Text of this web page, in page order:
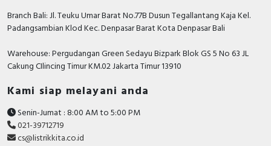
Branch Bali: Jl. Teuku Umar Barat No.77B Dusun Tegallantang Kaja Kel.
Padangsambian Klod Kec. Denpasar Barat Kota Denpasar Bali
Warehouse: Pergudangan Green Sedayu Bizpark Blok GS 5 No 63 JL
Cakung CIlincing Timur KM.02 Jakarta Timur 13910
Kami siap melayani anda
Senin-Jumat : 8:00 AM to 5:00 PM
021-39712719
cs@listrikkita.co.id